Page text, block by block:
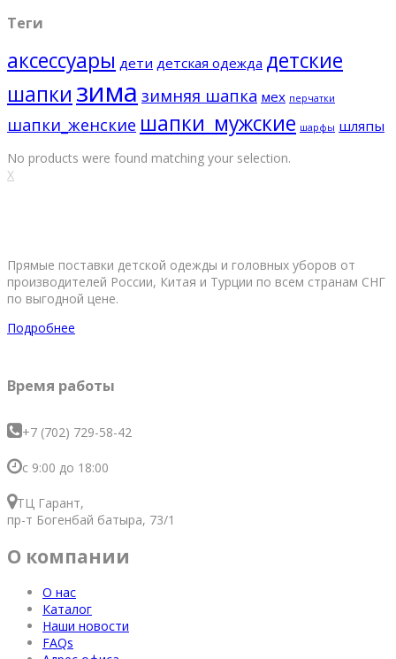
Теги
аксессуары дети детская одежда детские
шапки зима зимняя шапка мех перчатки
шапки_женские шапки_мужские шарфы шляпы
No products were found matching your selection.
X
Прямые поставки детской одежды и головных уборов от
производителей России, Китая и Турции по всем странам СНГ
по выгодной цене.
Подробнее
Время работы
+7 (702) 729-58-42
с 9:00 до 18:00
ТЦ Гарант,
пр-т Богенбай батыра, 73/1
О компании
О нас
Каталог
Наши новости
FAQs